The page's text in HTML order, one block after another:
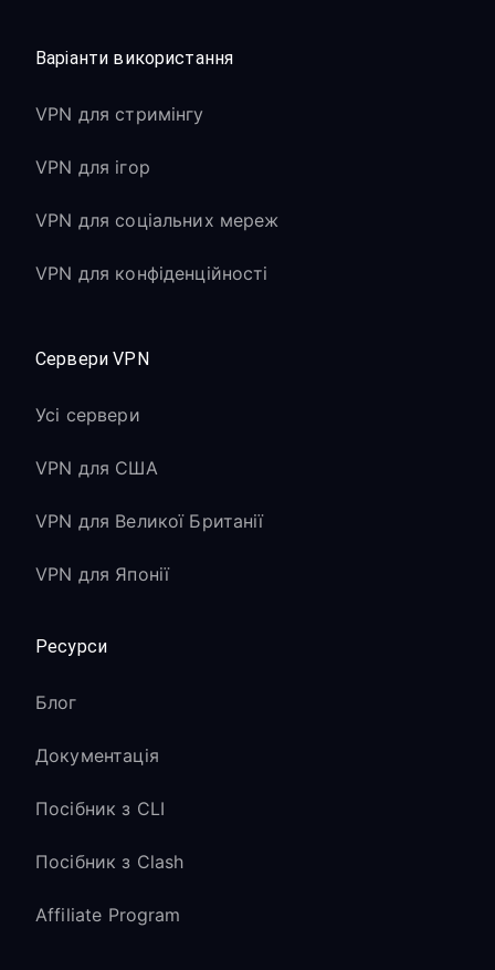
Варіанти використання
VPN для стримінгу
VPN для ігор
VPN для соціальних мереж
VPN для конфіденційності
Сервери VPN
Усі сервери
VPN для США
VPN для Великої Британії
VPN для Японії
Ресурси
Блог
Документація
Посібник з CLI
Посібник з Clash
Affiliate Program